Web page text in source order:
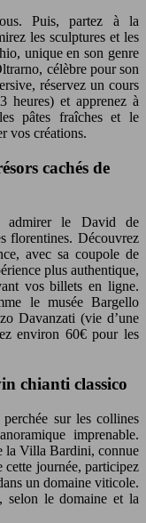
Puis, partez à la
les sculptures et les
unique en son genre
célèbre pour son
réservez un cours
heures) et apprenez à
pâtes fraîches et le
vos créations.
cachés de
admirer le David de
florentines. Découvrez
avec sa coupole de
plus authentique,
vos billets en ligne.
le musée Bargello
Davanzati (vie d’une
environ 60€ pour les
chianti classico
sur les collines
imprenable.
la Villa Bardini, connue
journée, participez
un domaine viticole.
selon le domaine et la